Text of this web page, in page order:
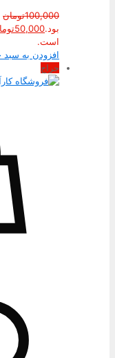
100,000تومان
بود.50,000تومان
است.
افزودن به سبد
حراج